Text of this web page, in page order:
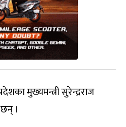
मुख्यमन्त्री सुरेन्द्रराज
।